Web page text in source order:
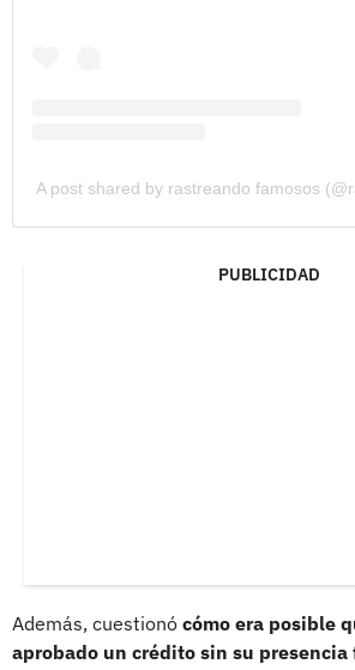
A post shared by rastreando famosos
PUBLICIDAD
Además, cuestionó cómo era posible
aprobado un crédito sin su presencia